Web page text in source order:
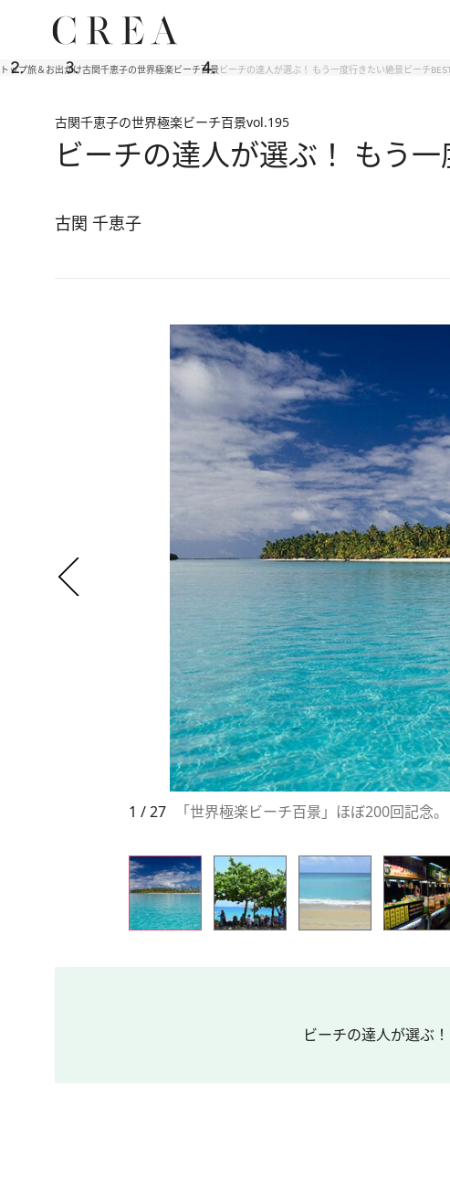
トップ旅＆お出かけ古関千恵子の世界極楽ビーチ百景ビーチの達人が選ぶ！ もう一度行きたい絶景ビーチ
古関千恵子の世界極楽ビーチ百景vol.195
ビーチの達人が選ぶ！ もう
古関 千恵子
1 / 27 「世界極楽ビーチ百景」ほぼ200回記念
ビーチの達人が選ぶ